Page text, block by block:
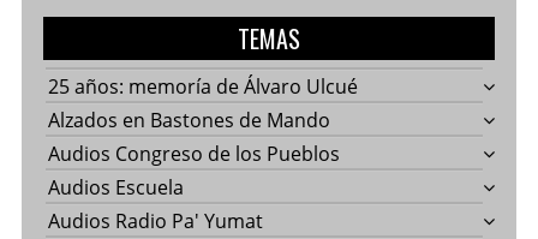
TEMAS
25 años: memoría de Álvaro Ulcué
Alzados en Bastones de Mando
Audios Congreso de los Pueblos
Audios Escuela
Audios Radio Pa' Yumat